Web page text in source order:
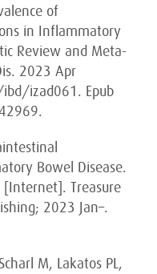
of
in Inflammatory
Review and Meta-
2023 Apr
izad061. Epub
Bowel Disease.
Treasure
2023 Jan–.
M, Lakatos PL,